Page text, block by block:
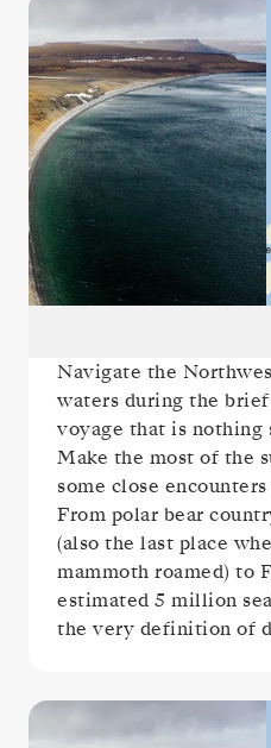
Navigate the
waters during the
voyage that is nothing
Make the most of the
some close
From polar bear
(also the last place
mammoth roamed) to
estimated 5 million
the very definition of